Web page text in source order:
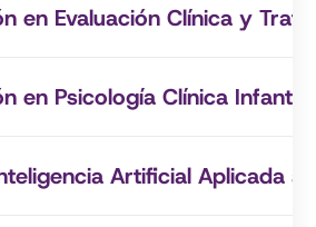
en Evaluación Clínica y
en Psicología Clínica
Artificial Aplicada